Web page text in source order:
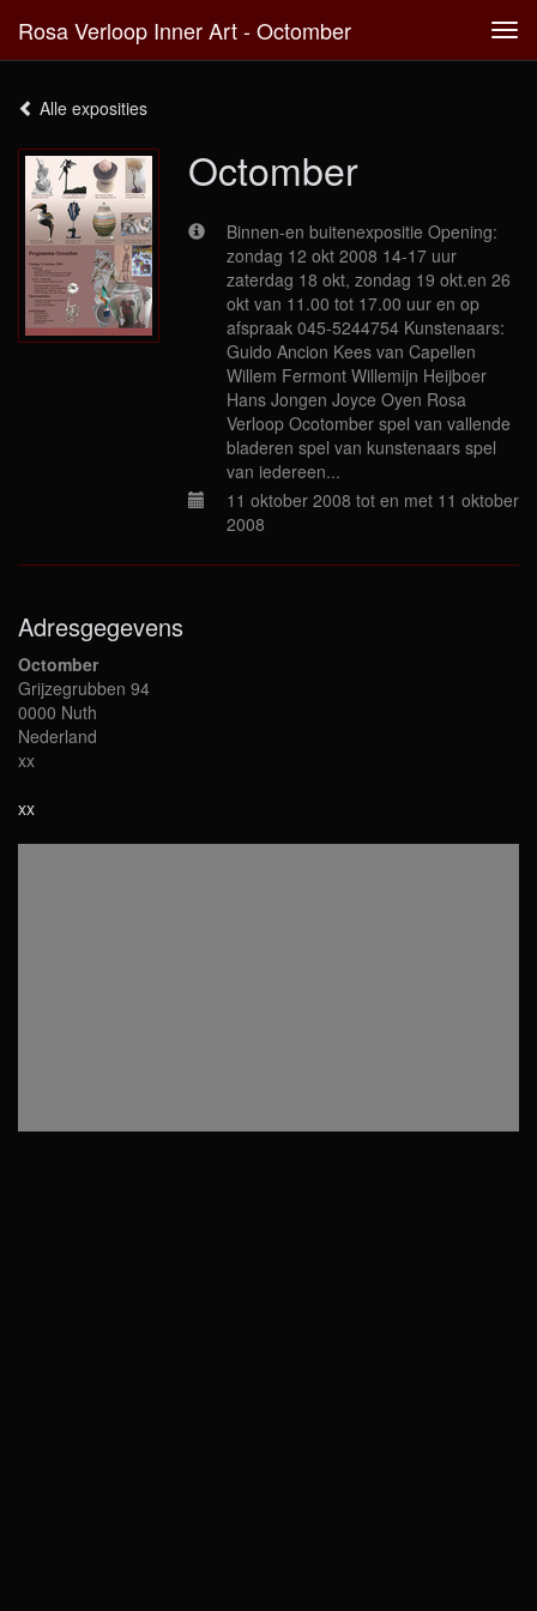
Rosa Verloop Inner Art - Octomber
Alle exposities
Octomber
Binnen-en buitenexpositie Opening:
zondag 12 okt 2008 14-17 uur
zaterdag 18 okt, zondag 19 okt.en 26
okt van 11.00 tot 17.00 uur en op
afspraak 045-5244754 Kunstenaars:
Guido Ancion Kees van Capellen
Willem Fermont Willemijn Heijboer
Hans Jongen Joyce Oyen Rosa
Verloop Ocotomber spel van vallende
bladeren spel van kunstenaars spel
van iedereen...
11 oktober 2008 tot en met 11 oktober
2008
Adresgegevens
Octomber
Grijzegrubben 94
0000 Nuth
Nederland
xx
xx